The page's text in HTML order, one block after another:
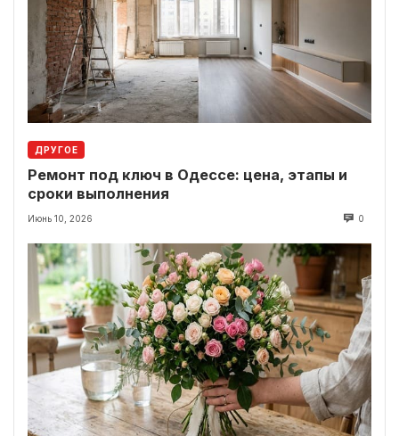
ДРУГОЕ
Ремонт под ключ в Одессе: цена, этапы и
сроки выполнения
Июнь 10, 2026 0